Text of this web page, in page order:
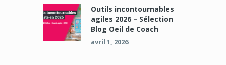
Outils incontournables
agiles 2026 – Sélection
Blog Oeil de Coach
avril 1, 2026